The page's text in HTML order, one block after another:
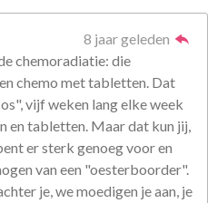
8 jaar geleden
chemoradiatie: die
chemo met tabletten. Dat
vijf weken lang elke week
en tabletten. Maar dat kun jij,
er sterk genoeg voor en
van een "oesterboorder".
je, we moedigen je aan, je